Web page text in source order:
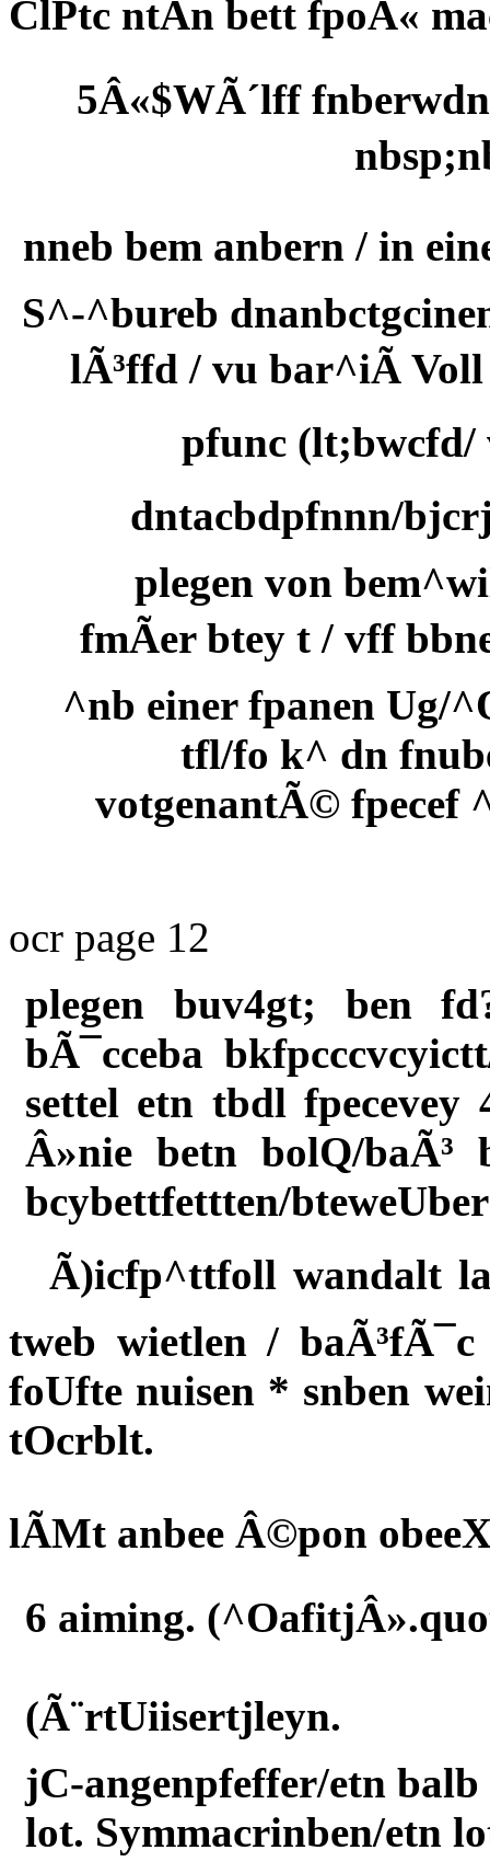
ClPtc ntAn bett fpoÂ«
5Â«$WÃ´lff
nneb bem anbern / in
S^-^bureb
lÃ³ffd / vu bar^iÃ
pfunc (lt;bwcfd/
dntacbdpfnnn/
plegen von
fmÃer btey t / vff
^nb einer fpanen Ug/
tfl/fo k^ dn
votgenantÃ© fpecef
ocr page 12
plegen buv4gt; ben
bÃ¯cceba
settel etn tbdl
Â»nie betn bolQ/
bcybettfettten/
Ã)icfp^ttfoll wandalt
tweb wietlen /
foUfte nuisen * snben
tOcrblt.
lÃMt anbee Â©pon
6 aiming.
(Ã¨rtUiisertjleyn.
jC-angenpfeffer/etn
lot. Symmacrinben/etn